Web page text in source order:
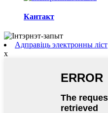
Кантакт
Адправіць электронны ліст
x